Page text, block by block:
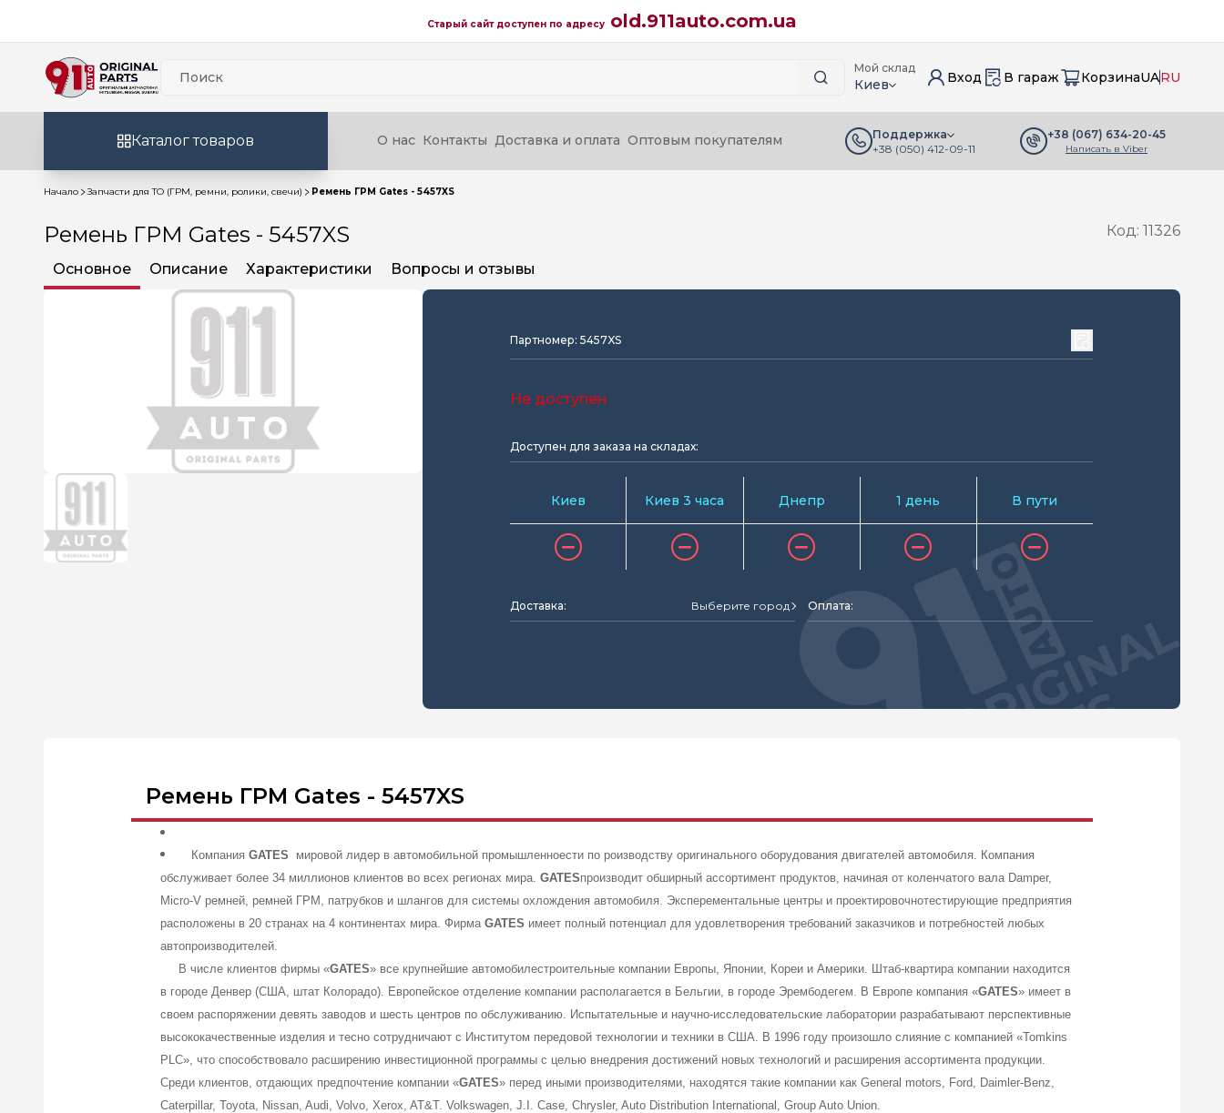
Старый сайт доступен по адресу old.911auto.com.ua
Мой склад
Киев Вход В гараж КорзинаUARU
Каталог товаров О нас Контакты Доставка и оплата Оптовым покупателям
Поддержка
+38 (050) 412-09-11
+38 (067) 634-20-45
Написать в Viber
Начало Запчасти для ТО (ГРМ, ремни, ролики, свечи) Ремень ГРМ Gates - 5457XS
Ремень ГРМ Gates - 5457XS Код: 11326
Основное Описание Характеристики Вопросы и отзывы
Партномер: 5457XS
Не доступен
Доступен для заказа на складах:
Киев Киев 3 часа Днепр 1 день В пути
Доставка: Выберите город Оплата:
Ремень ГРМ Gates - 5457XS
Компания GATES мировой лидер в автомобильной промышленноести по роизводству оригинального оборудования двигателей автомобиля. Компания
обслуживает более 34 миллионов клиентов во всех регионах мира. GATESпроизводит обширный ассортимент продуктов, начиная от коленчатого вала Damper,
Micro-V ремней, ремней ГРМ, патрубков и шлангов для системы охлождения автомобиля. Эксперементальные центры и проектировочнотестирующие предприятия
расположены в 20 странах на 4 континентах мира. Фирма GATES имеет полный потенциал для удовлетворения требований заказчиков и потребностей любых
автопроизводителей.
В числе клиентов фирмы «GATES» все крупнейшие автомобилестроительные компании Европы, Японии, Кореи и Америки. Штаб-квартира компании находится
в городе Денвер (США, штат Колорадо). Европейское отделение компании располагается в Бельгии, в городе Эрембодегем. В Европе компания «GATES» имеет в
своем распоряжении девять заводов и шесть центров по обслуживанию. Испытательные и научно-исследовательские лаборатории разрабатывают перспективные
высококачественные изделия и тесно сотрудничают с Институтом передовой технологии и техники в США. В 1996 году произошло слияние с компанией «Tomkins
PLC», что способствовало расширению инвестиционной программы с целью внедрения достижений новых технологий и расширения ассортимента продукции.
Среди клиентов, отдающих предпочтение компании «GATES» перед иными производителями, находятся такие компании как General motors, Ford, Daimler-Benz,
Caterpillar, Toyota, Nissan, Audi, Volvo, Xerox, AT&T. Volkswagen, J.I. Case, Chrysler, Auto Distribution International, Group Auto Union.